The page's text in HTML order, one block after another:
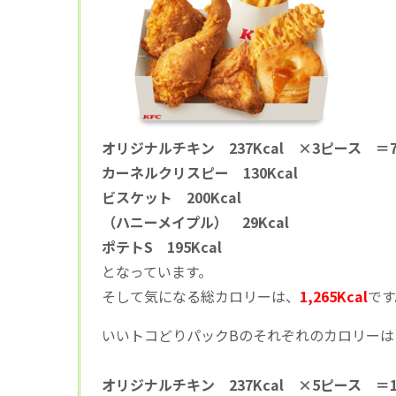
オリジナルチキン 237Kcal ×3ピース ＝
カーネルクリスピー 130Kcal
ビスケット 200Kcal
（ハニーメイプル） 29Kcal
ポテトS 195Kcal
となっています。
そして気になる総カロリーは、 1,265Kcalです
いいトコどりパックBのそれぞれのカロリーは
オリジナルチキン 237Kcal ×5ピース ＝